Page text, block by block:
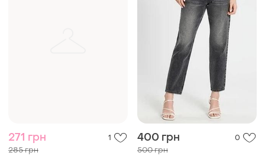
271 грн 1
285 грн
400 грн 0
500 грн